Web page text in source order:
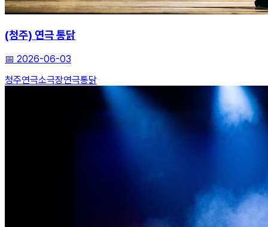
(청주) 연극 통닭
📅 2026-06-03
청주연극소극장연극통닭